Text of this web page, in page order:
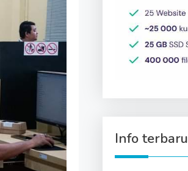
Info terbaru